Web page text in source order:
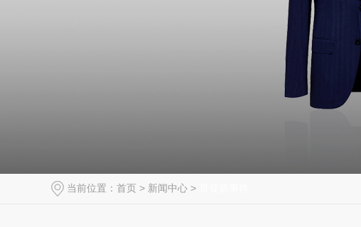
当前位置： 首页 > 新闻中心 >